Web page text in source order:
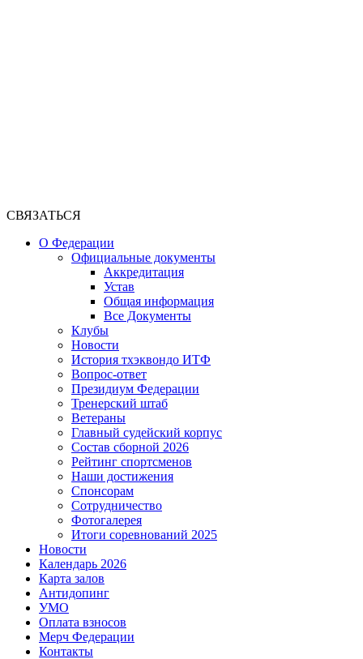
СВЯЗАТЬСЯ
О Федерации
Официальные документы
Аккредитация
Устав
Общая информация
Все Документы
Клубы
Новости
История тхэквондо ИТФ
Вопрос-ответ
Президиум Федерации
Тренерский штаб
Ветераны
Главный судейский корпус
Состав сборной 2026
Рейтинг спортсменов
Наши достижения
Спонсорам
Сотрудничество
Фотогалерея
Итоги соревнований 2025
Новости
Календарь 2026
Карта залов
Антидопинг
УМО
Оплата взносов
Мерч Федерации
Контакты